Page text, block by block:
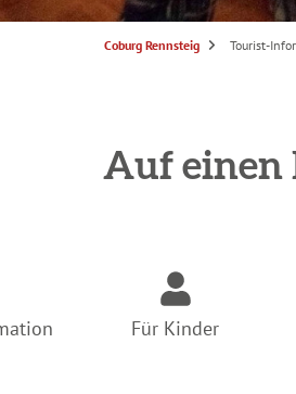
S
e
r
Coburg Rennsteig Tourist-
Auf einen
Für Kinder